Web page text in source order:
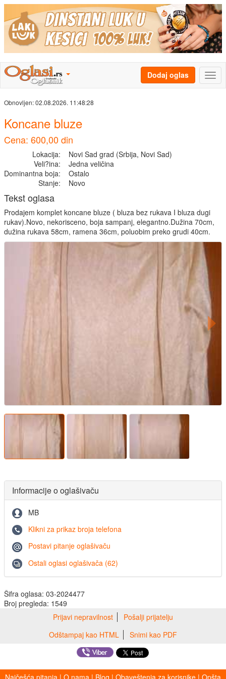
Dodaj oglas
Obnovljen:02.08.2026. 11:48:28
Koncane bluze
Cena: 600,00 din
Lokacija:
Novi Sad grad (Srbija, Novi Sad)
Veli?ina:
Jedna veličina
Dominantna boja:
Ostalo
Stanje:
Novo
Tekst oglasa
Prodajem komplet koncane bluze ( bluza bez rukava I bluza dugi
rukav).Novo, nekorisceno, boja sampanj, elegantno.Dužina 70cm,
dužina rukava 58cm, ramena 36cm, poluobim preko grudi 40cm.
Informacije o oglašivaču
MB
Klikni za prikaz broja telefona
Postavi pitanje oglašivaču
Ostali oglasi oglašivača (62)
Šifra oglasa: 03-2024477
Broj pregleda: 1549
Prijavi nepravilnost
Pošalji prijatelju
Odštampaj kao HTML
Snimi kao PDF
Najčešća pitanja | O nama | Blog | Obaveštenja za korisnike | Opšta